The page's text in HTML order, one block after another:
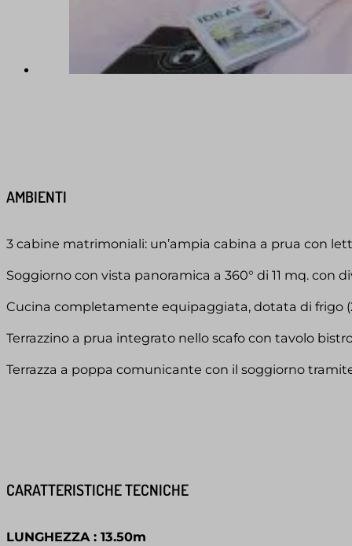
AMBIENTI
3 cabine matrimoniali: un’ampia cabina a prua con
Soggiorno con vista panoramica a 360° di 11 mq. con
Cucina completamente equipaggiata, dotata di frigo
Terrazzino a prua integrato nello scafo con tavolo
Terrazza a poppa comunicante con il soggiorno
CARATTERISTICHE TECNICHE
LUNGHEZZA : 13.50m